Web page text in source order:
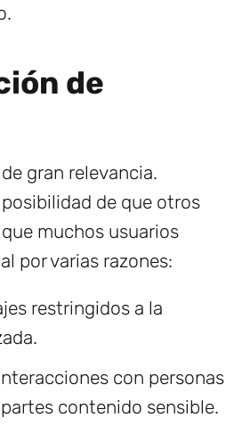
de
gran relevancia.
de que otros
muchos usuarios
por varias razones:
restringidos a la
con personas
contenido sensible.